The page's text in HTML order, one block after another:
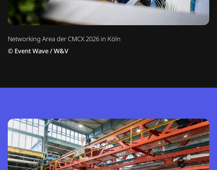
Networking Area der CMCX 2026 in Köln
© Event Wave / W&V